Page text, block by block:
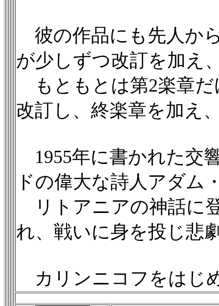
彼の作品にも先人か
が少しずつ改訂を加え
もともとは第2楽章だ
改訂し、終楽章を加え
1955年に書かれた交
ドの偉大な詩人アダム
リトアニアの神話に
れ、戦いに身を投じ悲
カリンニコフをはじ